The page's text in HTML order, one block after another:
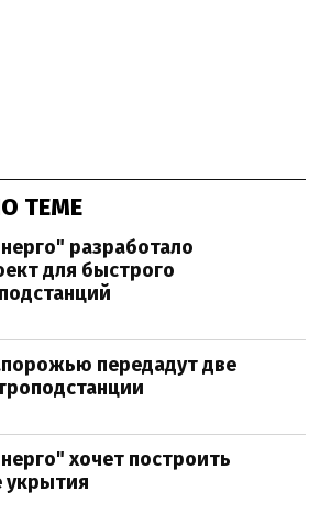
ТЕМЕ
разработало
для быстрого
передадут две
хочет построить
укрытия